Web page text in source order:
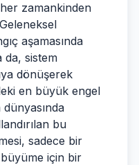
zamankinden
aşamasında
da, sistem
dönüşerek
en büyük engel
dünyasında
bu
sadece bir
için bir